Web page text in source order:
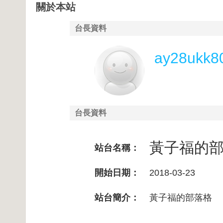
關於本站
台長資料
台長資料
站台名稱： 黃子福的
開始日期： 2018-03-23
站台簡介： 黃子福的部落格